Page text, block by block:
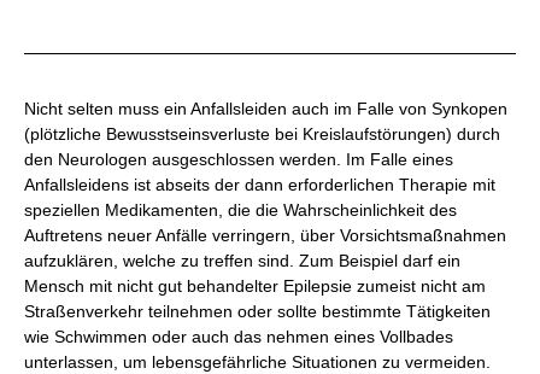
Nicht selten muss ein Anfallsleiden auch im Falle von Synkopen
(plötzliche Bewusstseinsverluste bei Kreislaufstörungen) durch
den Neurologen ausgeschlossen werden. Im Falle eines
Anfallsleidens ist abseits der dann erforderlichen Therapie mit
speziellen Medikamenten, die die Wahrscheinlichkeit des
Auftretens neuer Anfälle verringern, über Vorsichtsmaßnahmen
aufzuklären, welche zu treffen sind. Zum Beispiel darf ein
Mensch mit nicht gut behandelter Epilepsie zumeist nicht am
Straßenverkehr teilnehmen oder sollte bestimmte Tätigkeiten
wie Schwimmen oder auch das nehmen eines Vollbades
unterlassen, um lebensgefährliche Situationen zu vermeiden.